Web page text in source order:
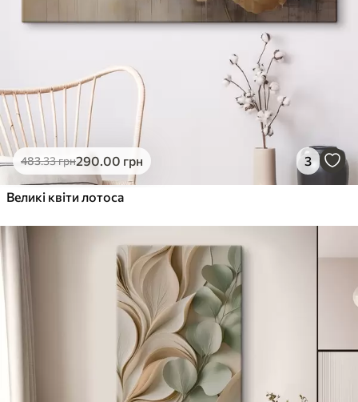
483.33грн290.00 грн 3
Великі квіти лотоса